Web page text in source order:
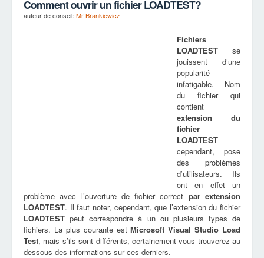
Comment ouvrir un fichier LOADTEST?
auteur de conseil: Mr Brankiewicz
Fichiers
LOADTEST se
jouissent d’une
popularité
infatigable. Nom
du fichier qui
contient
extension du
fichier
LOADTEST
cependant, pose
des problèmes
d’utilisateurs. Ils
ont en effet un
problème avec l’ouverture de fichier correct par extension
LOADTEST. Il faut noter, cependant, que l’extension du fichier
LOADTEST peut correspondre à un ou plusieurs types de
fichiers. La plus courante estMicrosoft Visual Studio Load
Test, mais s’ils sont différents, certainement vous trouverez au
dessous des informations sur ces derniers.